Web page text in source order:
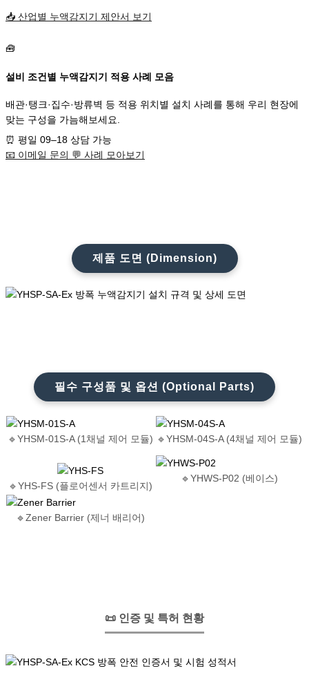
📥 산업별 누액감지기 제안서 보기
🧰
설비 조건별 누액감지기 적용 사례 모음
배관·탱크·집수·방류벽 등 적용 위치별 설치 사례를 통해 우리 현장에
맞는 구성을 가늠해보세요.
⏰ 평일 09–18 상담 가능
📧 이메일 문의 💬 사례 모아보기
제품 도면 (Dimension)
필수 구성품 및 옵션 (Optional Parts)
🔹YHSM-01S-A (1채널 제어 모듈) 🔹YHSM-04S-A (4채널 제어 모듈)
🔹YHS-FS (플로어센서 카트리지)
🔹YHWS-P02 (베이스)
🔹Zener Barrier (제너 배리어)
📜 인증 및 특허 현황